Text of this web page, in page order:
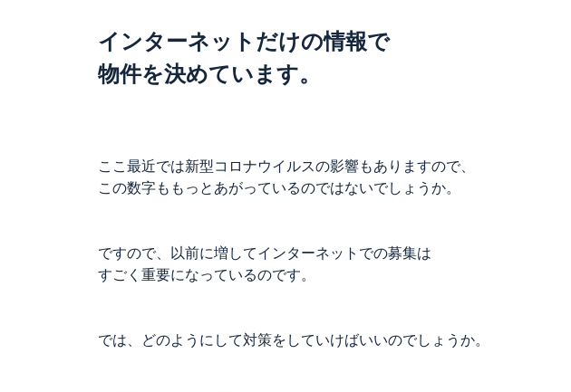
インターネットだけの情報で
物件を決めています。
ここ最近では新型コロナウイルスの影響もありますので、
この数字ももっとあがっているのではないでしょうか。
ですので、以前に増してインターネットでの募集は
すごく重要になっているのです。
では、どのようにして対策をしていけばいいのでしょうか。